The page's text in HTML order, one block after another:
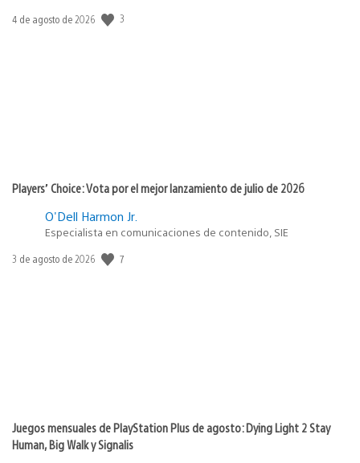
Fecha
4 de agosto de 2026 3
Players’ Choice: Vota por el mejor lanzamiento de julio de 2026
O'Dell Harmon Jr.
Especialista en comunicaciones de contenido, SIE
Fecha
3 de agosto de 2026 7
Juegos mensuales de PlayStation Plus de agosto: Dying Light 2 Stay
Human, Big Walk y Signalis